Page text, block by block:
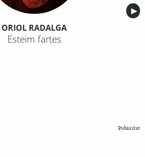
▶︎
ORIOL RADALGA
Esteim fartes
Publicitat